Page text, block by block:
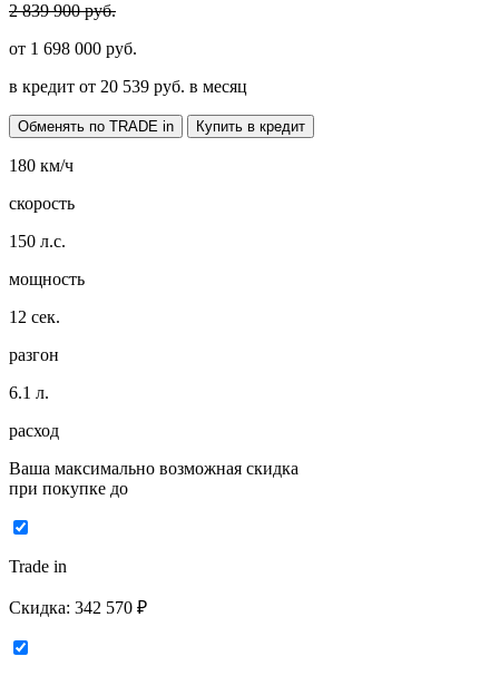
2 839 900 руб.
от 1 698 000 руб.
в кредит от 20 539 руб. в месяц
Обменять по TRADE in Купить в кредит
180 км/ч
скорость
150 л.с.
мощность
12 сек.
разгон
6.1 л.
расход
Ваша максимально возможная скидка
при покупке до
Trade in
Скидка: 342 570 ₽